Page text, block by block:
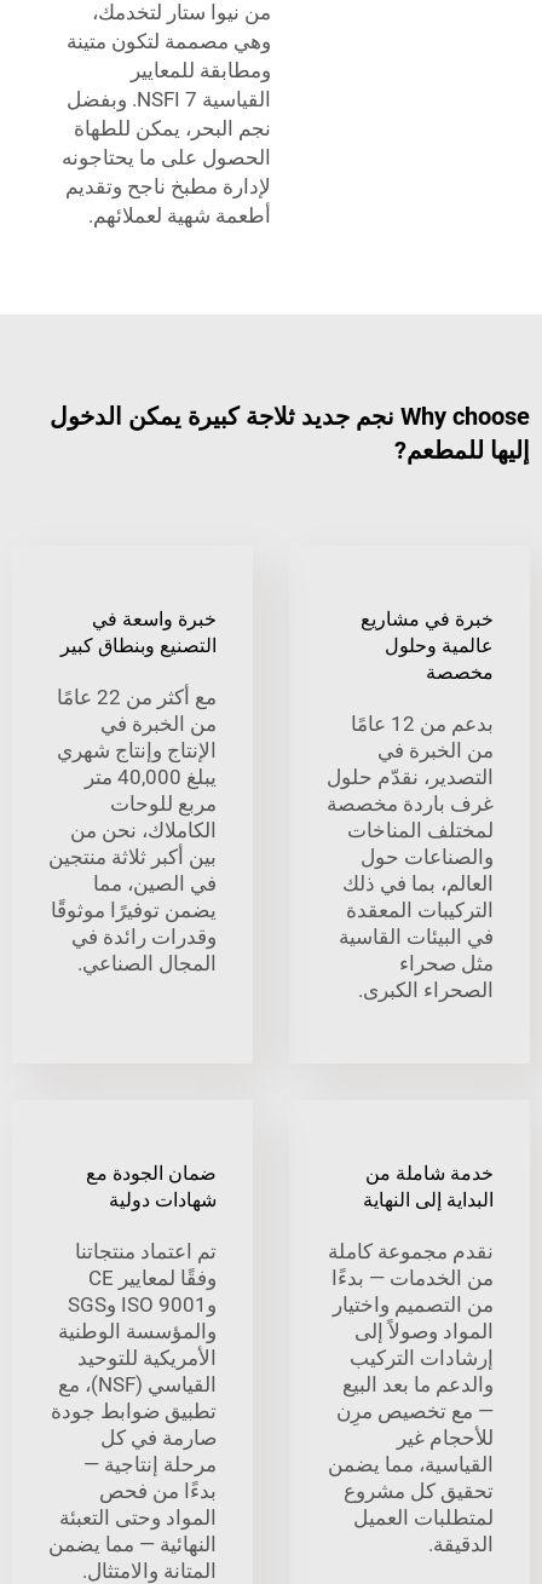
من نيوا ستار لتخدمك،
وهي مصممة لتكون متينة
ومطابقة للمعايير
القياسية NSFI 7. وبفضل
نجم البحر، يمكن للطهاة
الحصول على ما يحتاجونه
لإدارة مطبخ ناجح وتقديم
أطعمة شهية لعملائهم.
Why choose نجم جديد ثلاجة كبيرة يمكن الدخول
مشاريع
وحلول
بدعم من 12 عامًا
في
نقدّم حلول
مخصصة
المناخات
حول
بما في ذلك
المعقدة
القاسية
الكبرى.
خبرة واسعة في
التصنيع وبنطاق كبير
مع أكثر من 22 عامًا
من الخبرة في
الإنتاج وإنتاج شهري
يبلغ 40,000 متر
مربع للوحات
الكاملاك، نحن من
بين أكبر ثلاثة منتجين
في الصين، مما
يضمن توفيرًا موثوقًا
وقدرات رائدة في
المجال الصناعي.
من
إلى النهاية
كاملة
— بدءًا
واختيار
وصولاً إلى
التركيب
ما بعد البيع
تخصيص مرِن
غير
مما يضمن
كل مشروع
العميل
ضمان الجودة مع
شهادات دولية
تم اعتماد منتجاتنا
وفقًا لمعايير CE
وISO 9001 وSGS
والمؤسسة الوطنية
الأمريكية للتوحيد
القياسي (NSF)، مع
تطبيق ضوابط جودة
صارمة في كل
مرحلة إنتاجية —
بدءًا من فحص
المواد وحتى التعبئة
النهائية — مما يضمن
المتانة والامتثال.